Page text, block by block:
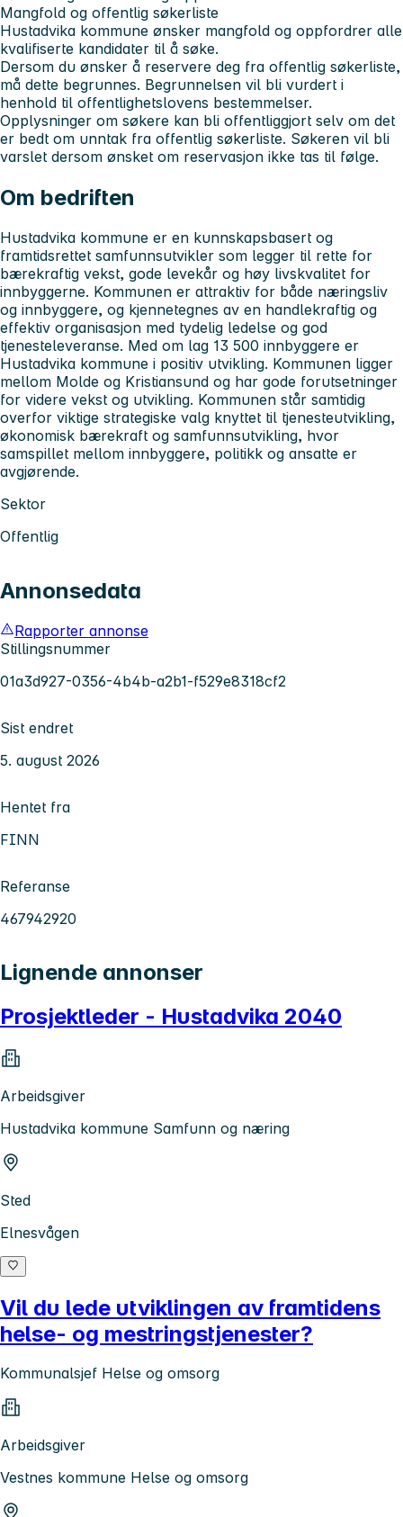
Mangfold og offentlig søkerliste
Hustadvika kommune ønsker mangfold og oppfordrer alle
kvalifiserte kandidater til å søke.
Dersom du ønsker å reservere deg fra offentlig søkerliste,
må dette begrunnes. Begrunnelsen vil bli vurdert i
henhold til offentlighetslovens bestemmelser.
Opplysninger om søkere kan bli offentliggjort selv om det
er bedt om unntak fra offentlig søkerliste. Søkeren vil bli
varslet dersom ønsket om reservasjon ikke tas til følge.
Om bedriften
Hustadvika kommune er en kunnskapsbasert og
framtidsrettet samfunnsutvikler som legger til rette for
bærekraftig vekst, gode levekår og høy livskvalitet for
innbyggerne. Kommunen er attraktiv for både næringsliv
og innbyggere, og kjennetegnes av en handlekraftig og
effektiv organisasjon med tydelig ledelse og god
tjenesteleveranse. Med om lag 13 500 innbyggere er
Hustadvika kommune i positiv utvikling. Kommunen ligger
mellom Molde og Kristiansund og har gode forutsetninger
for videre vekst og utvikling. Kommunen står samtidig
overfor viktige strategiske valg knyttet til tjenesteutvikling,
økonomisk bærekraft og samfunnsutvikling, hvor
samspillet mellom innbyggere, politikk og ansatte er
avgjørende.
Sektor
Offentlig
Annonsedata
Rapporter annonse
Stillingsnummer
01a3d927-0356-4b4b-a2b1-f529e8318cf2
Sist endret
5. august 2026
Hentet fra
FINN
Referanse
467942920
Lignende annonser
Prosjektleder - Hustadvika 2040
Arbeidsgiver
Hustadvika kommune Samfunn og næring
Sted
Elnesvågen
Vil du lede utviklingen av framtidens
helse- og mestringstjenester?
Kommunalsjef Helse og omsorg
Arbeidsgiver
Vestnes kommune Helse og omsorg